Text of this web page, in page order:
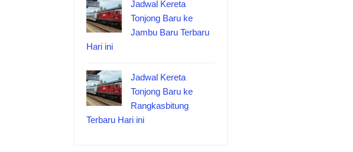
Jadwal Kereta
Tonjong Baru ke
Jambu Baru Terbaru
Hari ini
Jadwal Kereta
Tonjong Baru ke
Rangkasbitung
Terbaru Hari ini